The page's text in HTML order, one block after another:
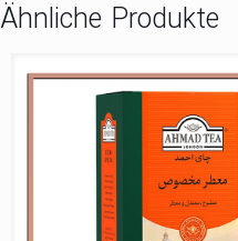
Ähnliche Produkte